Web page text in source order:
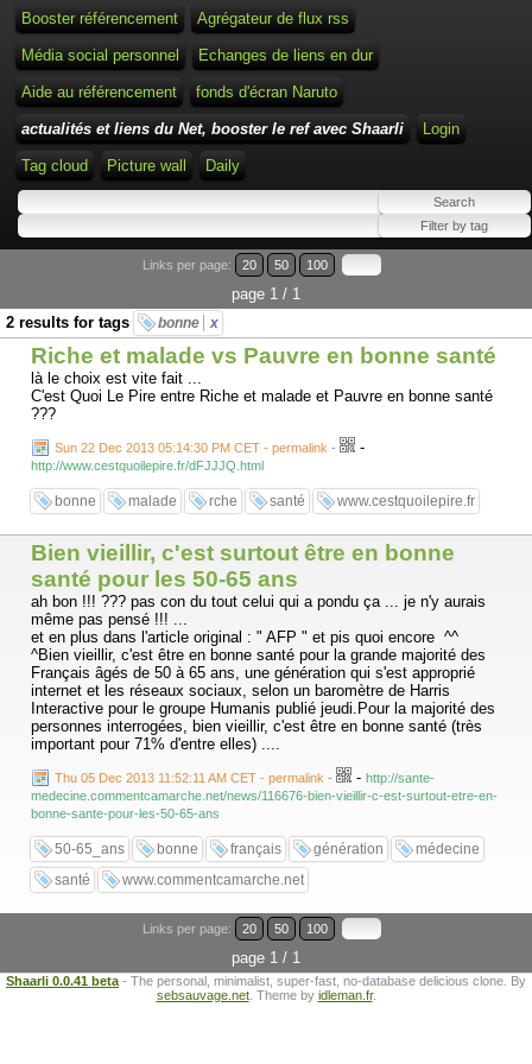
Booster référencement Agrégateur de flux rss
Média social personnel Echanges de liens en dur
Aide au référencement fonds d'écran Naruto
actualités et liens du Net, booster le ref avec Shaarli Login
Tag cloud Picture wall Daily
Links per page: 20 50 100
page 1 / 1
2 results for tags
bonne x
Riche et malade vs Pauvre en bonne santé
là le choix est vite fait ...
C'est Quoi Le Pire entre Riche et malade et Pauvre en bonne santé
???
Sun 22 Dec 2013 05:14:30 PM CET - permalink - -
http://www.cestquoilepire.fr/dFJJJQ.html
bonne malade rche santé www.cestquoilepire.fr
Bien vieillir, c'est surtout être en bonne
santé pour les 50-65 ans
ah bon !!! ??? pas con du tout celui qui a pondu ça ... je n'y aurais
même pas pensé !!! ...
et en plus dans l'article original : " AFP " et pis quoi encore ^^
^Bien vieillir, c'est être en bonne santé pour la grande majorité des
Français âgés de 50 à 65 ans, une génération qui s'est approprié
internet et les réseaux sociaux, selon un baromètre de Harris
Interactive pour le groupe Humanis publié jeudi.Pour la majorité des
personnes interrogées, bien vieillir, c'est être en bonne santé (très
important pour 71% d'entre elles) ....
Thu 05 Dec 2013 11:52:11 AM CET - permalink - - http://sante-
medecine.commentcamarche.net/news/116676-bien-vieillir-c-est-surtout-etre-en-
bonne-sante-pour-les-50-65-ans
50-65_ans bonne français génération
médecine
santé
www.commentcamarche.net
Links per page: 20 50 100
page 1 / 1
Shaarli 0.0.41 beta - The personal, minimalist, super-fast, no-database delicious clone. By
sebsauvage.net. Theme by idleman.fr.